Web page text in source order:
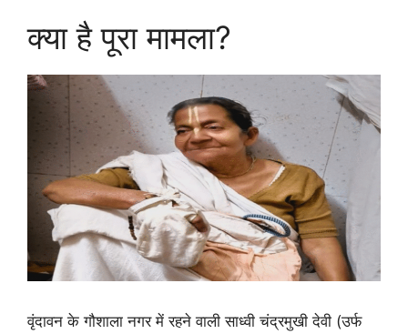
क्या है पूरा मामला?
वृंदावन के गौशाला नगर में रहने वाली साध्वी चंद्रमुखी देवी (उर्फ